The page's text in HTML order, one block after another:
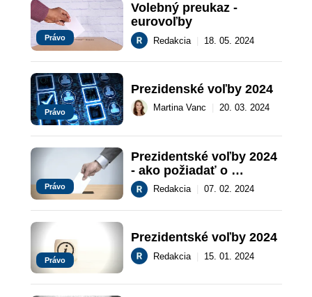
Právo
Volebný preukaz -
eurovoľby
Redakcia 18. 05. 2024
Právo
Prezidenské voľby 2024
Martina Vanc 20. 03. 2024
Právo
Prezidentské voľby 2024
- ako požiadať o
hlasovací preukaz
Redakcia 07. 02. 2024
Právo
Prezidentské voľby 2024
Redakcia 15. 01. 2024